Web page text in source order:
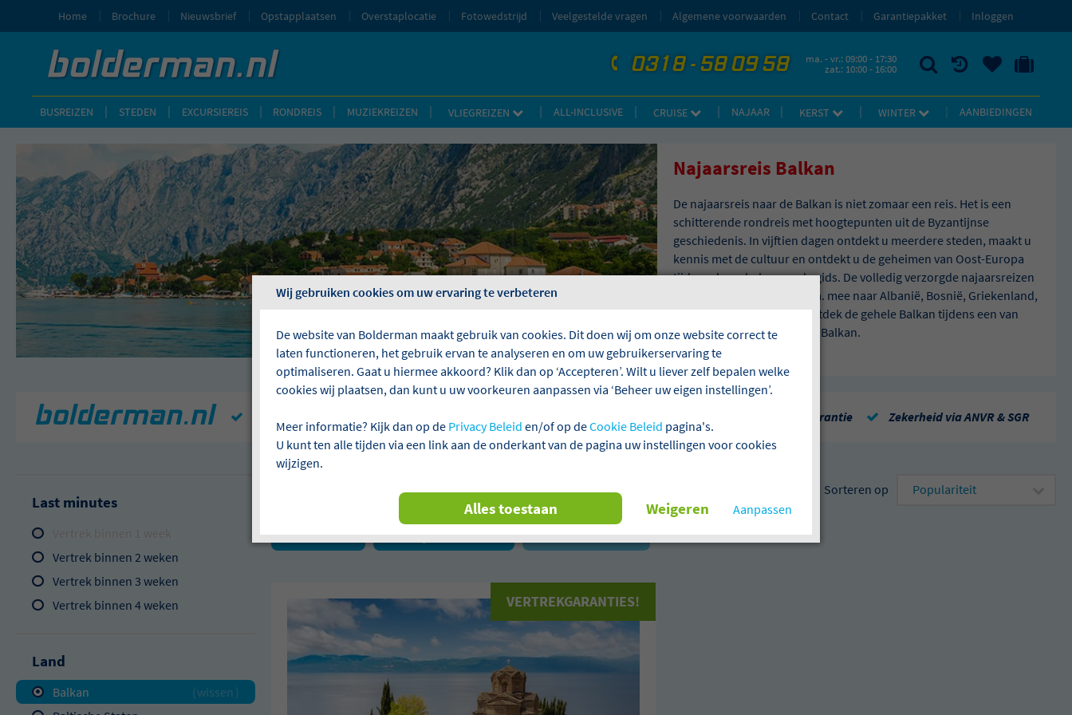
telefoon
0318 - 58 09 58 ma. - vr.: 09:00 - 17:30
zat.: 10:00 - 16:00 ZOEKEN UW BEWAARDE REIZEN
BUSREIZEN STEDEN EXCURSIEREIS RONDREIS MUZIEKREIZEN VLIEGREIZEN ALL-INCLUSIVE CRUISE NAJAAR KERST WINTER AANBIEDINGEN
Home Brochure Nieuwsbrief Opstapplaatsen Overstaplocatie Fotowedstrijd Veelgestelde vragen Algemene voorwaarden Contact Garantiepakket Inloggen
Najaarsreis Balkan
De najaarsreis naar de Balkan is niet zomaar een reis. Het is een
schitterende rondreis met hoogtepunten uit de Byzantijnse
geschiedenis. In vijftien dagen ontdekt u meerdere steden, maakt u
kennis met de cultuur en ontdekt u de geheimen van Oost-Europa
tijdens de verhalen van de gids. De volledig verzorgde najaarsreizen
naar de Balkan nemen u o.a. mee naar Albanië, Bosnië, Griekenland,
Montenegro en Kroatië. Ontdek de gehele Balkan tijdens een van
onze najaarsreizen naar de Balkan.
Repatriëringsgarantie Zekerheid via ANVR & SGR
Wij hebben 1 reizen gevonden Sorteren op
Balkan Najaarsreizen Alles wissen
VERTREKGARANTIES!
Last minutes
Vertrek binnen 2 weken
Vertrek binnen 3 weken
Vertrek binnen 4 weken
Land
Balkan
wissen
Wij gebruiken cookies om uw ervaring te verbeteren
De website van Bolderman maakt gebruik van cookies. Dit doen wij om onze website correct te
laten functioneren, het gebruik ervan te analyseren en om uw gebruikerservaring te
optimaliseren. Gaat u hiermee akkoord? Klik dan op ‘Accepteren’. Wilt u liever zelf bepalen welke
cookies wij plaatsen, dan kunt u uw voorkeuren aanpassen via ‘Beheer uw eigen instellingen’.
Meer informatie? Kijk dan op de Privacy Beleid en/of op deCookie Beleid pagina's.
U kunt ten alle tijden via een link aan de onderkant van de pagina uw instellingen voor cookies
wijzigen.
Aanpassen
Weigeren
Alles toestaan